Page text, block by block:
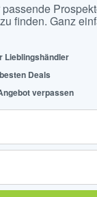
finden. Ganz
Lieblingshändler
Deals
verpassen